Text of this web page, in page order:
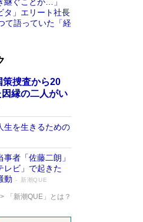
タ」エリート社長
て語っていた「経
捜査から20
縁の二人がい
生を生きるための
者「佐藤二朗」
ビ」で起きた
動
新潮QUE
「新潮QUE」とは？